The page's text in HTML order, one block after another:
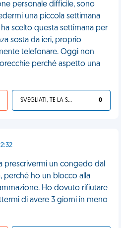
personale difficile, sono
una piccola settimana
scelto questa settimana per
sosta da ieri, proprio
telefonare. Oggi non
perché aspetto una
SVEGLIATI, TE LA SEI CERCATA! 0
prescrivermi un congedo dal
perché ho un blocco alla
Ho dovuto rifiutare
di avere 3 giorni in meno